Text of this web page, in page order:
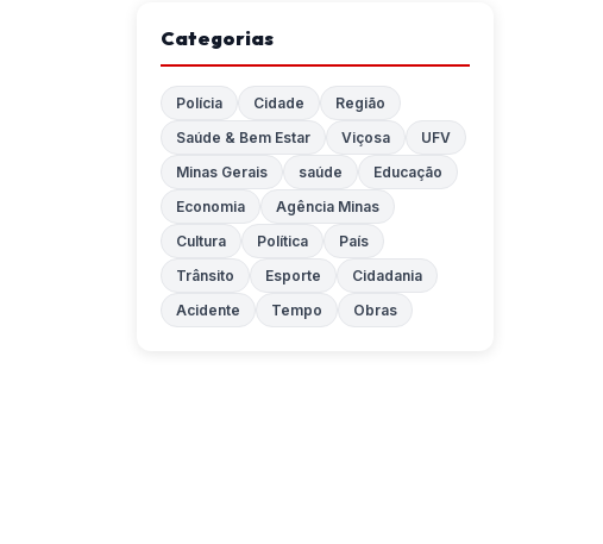
Categorias
Polícia Cidade
Região
Saúde & Bem Estar
Viçosa
UFV
Minas Gerais
saúde
Educação
Economia
Agência Minas
Cultura
Política
País
Trânsito
Esporte
Cidadania
Acidente
Tempo Obras